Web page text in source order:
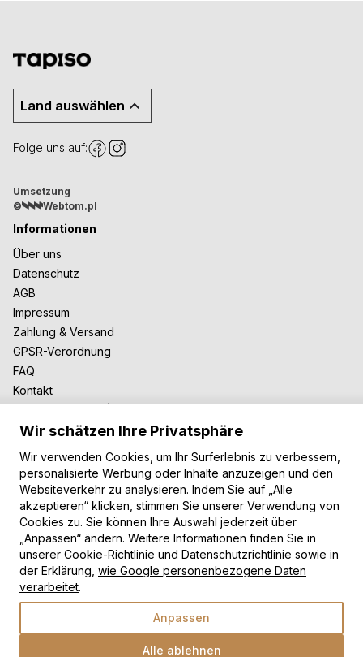
Land auswählen
Folge uns auf:
Umsetzung
©
Webtom.pl
Informationen
Über uns
Datenschutz
AGB
Impressum
Zahlung & Versand
GPSR-Verordnung
FAQ
Kontakt
Zusammenarbeit
Für Blogger
B2B-Zusammenarbeit
Unsere Teppiche
Moderne Teppiche
Vintage Teppiche
Shaggy Teppiche
Kinderteppiche
Zahlungsarten
Wir schätzen Ihre Privatsphäre
Wir verwenden Cookies, um Ihr Surferlebnis zu verbessern,
personalisierte Werbung oder Inhalte anzuzeigen und den
Websiteverkehr zu analysieren. Indem Sie auf „Alle
akzeptieren“ klicken, stimmen Sie unserer Verwendung von
Cookies zu. Sie können Ihre Auswahl jederzeit über
„Anpassen“ ändern. Weitere Informationen finden Sie in
unserer Cookie-Richtlinie und Datenschutzrichtlinie sowie in
der Erklärung, wie Google personenbezogene Daten
verarbeitet.
Anpassen
Alle ablehnen